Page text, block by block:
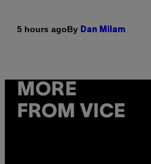
5 hours agoBy Dan Milam
MORE
FROM VICE